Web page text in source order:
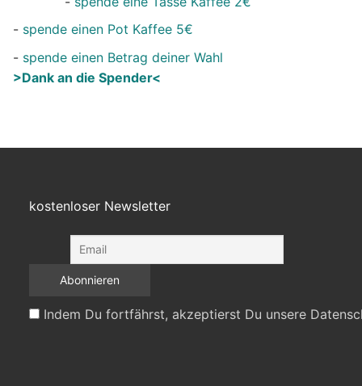
- spende einen Pot Kaffee 5€
- spende einen Betrag deiner Wahl
>Dank an die Spender<
kostenloser Newsletter
Indem Du fortfährst, akzeptierst Du unsere